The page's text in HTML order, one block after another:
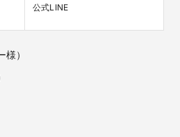
公式LINE
）